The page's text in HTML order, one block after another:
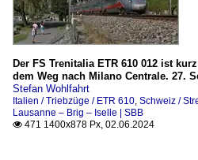
Der FS Trenitalia ETR 610 012 ist
dem Weg nach Milano Centrale. 27.
Stefan Wohlfahrt
Italien / Triebzüge / ETR 610, Schweiz /
Lausanne – Brig – Iselle | SBB
 471 1400x878 Px, 02.06.2024